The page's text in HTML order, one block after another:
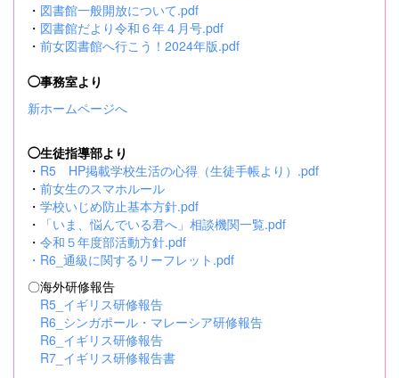
・ 図書館一般開放について.pdf
・ 図書館だより令和６年４月号.pdf
・ 前女図書館へ行こう！2024年版.pdf
◯事務室より
新ホームページへ
◯生徒指導部より
・ R5 HP掲載学校生活の心得（生徒手帳より）.pdf
・ 前女生のスマホルール
・ 学校いじめ防止基本方針.pdf
・
「いま、悩んでいる君へ」相談機関一覧.pdf
・ 令和５年度部活動方針.pdf
・ R6_通級に関するリーフレット.pdf
〇海外研修報告
R5_イギリス研修報告
R6_シンガポール・マレーシア研修報告
R6_イギリス研修報告
R7_イギリス研修報告書